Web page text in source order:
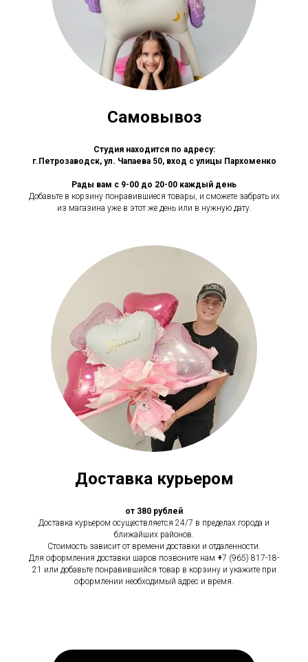
Самовывоз
Студия находится по адресу:
г.Петрозаводск, ул. Чапаева 50, вход с улицы Пархоменко
Рады вам с 9-00 до 20-00 каждый день
Добавьте в корзину понравившиеся товары, и сможете забрать их
из магазина уже в этот же день или в нужную дату.
Доставка курьером
от 380 рублей
Доставка курьером осуществляется 24/7 в пределах города и
ближайших районов.
Стоимость зависит от времени доставки и отдаленности.
Для оформления доставки шаров позвоните нам +7 (965) 817-18-
21 или добавьте понравившийся товар в корзину и укажите при
оформлении необходимый адрес и время.